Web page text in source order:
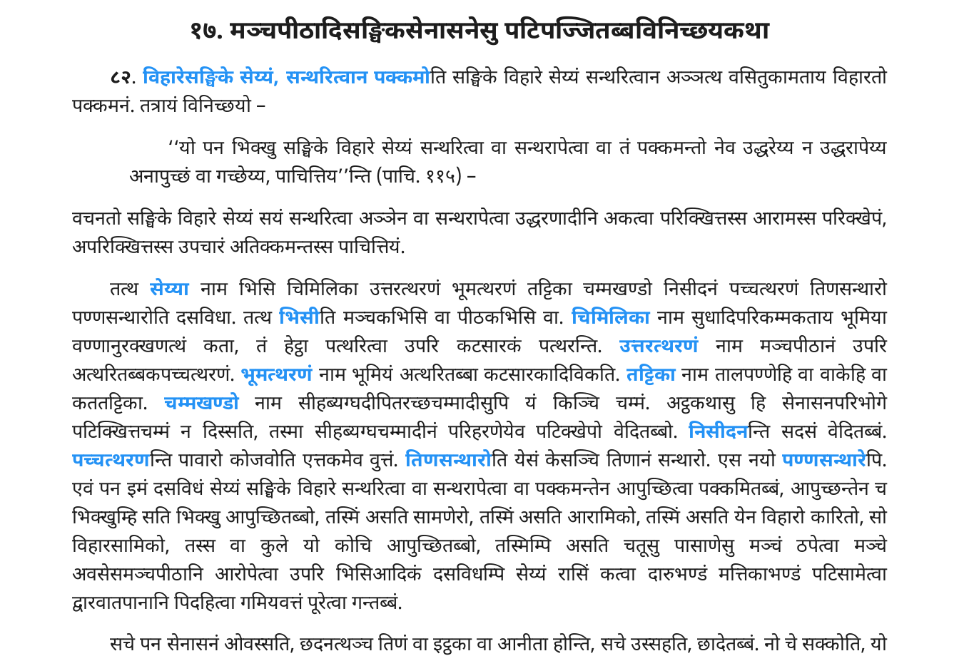
१७. मञ्चपीठादिसङ्घिकसेनासनेसु पटिपज्जितब्बविनिच्छयकथा
८२.विहारेसङ्घिके सेय्यं, सन्थरित्वान पक्कमोति सङ्घिके विहारे सेय्यं सन्थरित्वान अञ्ञत्थ वसितुकामताय विहारतो
पक्कमनं. तत्रायं विनिच्छयो –
‘‘यो पन भिक्खु सङ्घिके विहारे सेय्यं सन्थरित्वा वा सन्थरापेत्वा वा तं पक्कमन्तो नेव उद्धरेय्य न उद्धरापेय्य
अनापुच्छं वा गच्छेय्य, पाचित्तिय’’न्ति (पाचि. ११५) –
वचनतोसङ्घिके विहारे सेय्यं सयं सन्थरित्वा अञ्ञेन वा सन्थरापेत्वा उद्धरणादीनि अकत्वा परिक्खित्तस्स आरामस्स परिक्खेपं,
अपरिक्खित्तस्स उपचारं अतिक्कमन्तस्स पाचित्तियं.
तत्थसेय्यानाम भिसि चिमिलिका उत्तरत्थरणं भूमत्थरणं तट्टिका चम्मखण्डो निसीदनं पच्चत्थरणं तिणसन्थारो
पण्णसन्थारोति दसविधा. तत्थभिसीति मञ्चकभिसि वा पीठकभिसि वा. चिमिलिकानाम सुधादिपरिकम्मकताय भूमिया
वण्णानुरक्खणत्थं कता, तं हेट्ठा पत्थरित्वा उपरि कटसारकं पत्थरन्ति. उत्तरत्थरणंनाम मञ्चपीठानं उपरि
अत्थरितब्बकपच्चत्थरणं. भूमत्थरणं नाम भूमियं अत्थरितब्बा कटसारकादिविकति. तट्टिकानाम तालपण्णेहि वा वाकेहि वा
कततट्टिका. चम्मखण्डोनाम सीहब्यग्घदीपितरच्छचम्मादीसुपि यं किञ्चि चम्मं. अट्ठकथासु हि सेनासनपरिभोगे
पटिक्खित्तचम्मं न दिस्सति, तस्मा सीहब्यग्घचम्मादीनं परिहरणेयेव पटिक्खेपो वेदितब्बो.निसीदनन्ति सदसं वेदितब्बं.
पच्चत्थरणन्ति पावारो कोजवोति एत्तकमेव वुत्तं. तिणसन्थारोति येसं केसञ्चि तिणानं सन्थारो. एस नयोपण्णसन्थारेपि.
एवं पन इमं दसविधं सेय्यं सङ्घिके विहारे सन्थरित्वा वा सन्थरापेत्वा वा पक्कमन्तेन आपुच्छित्वा पक्कमितब्बं, आपुच्छन्तेन च
भिक्खुम्हि सति भिक्खु आपुच्छितब्बो, तस्मिं असति सामणेरो, तस्मिं असति आरामिको, तस्मिं असति येन विहारो कारितो, सो
विहारसामिको, तस्स वा कुले यो कोचि आपुच्छितब्बो, तस्मिम्पि असति चतूसु पासाणेसु मञ्चं ठपेत्वा मञ्चे
अवसेसमञ्चपीठानि आरोपेत्वा उपरि भिसिआदिकं दसविधम्पि सेय्यं रासिं कत्वा दारुभण्डं मत्तिकाभण्डं पटिसामेत्वा
द्वारवातपानानि पिदहित्वा गमियवत्तं पूरेत्वा गन्तब्बं.
सचे पन सेनासनं ओवस्सति, छदनत्थञ्च तिणं वा इट्ठका वा आनीता होन्ति, सचे उस्सहति, छादेतब्बं. नो चे सक्कोति, यो